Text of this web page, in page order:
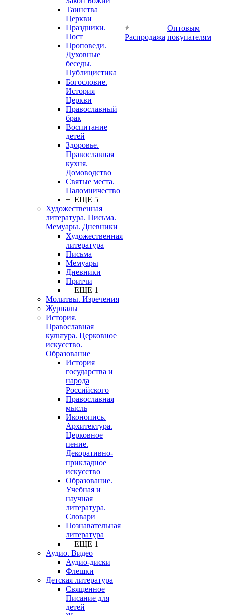
Таинства
Церкви
Праздники.
Пост
Проповеди.
Духовные
беседы.
Публицистика
Богословие.
История
Церкви
Православный
брак
Воспитание
детей
Здоровье.
Православная
кухня.
Домоводство
Святые места.
Паломничество
+ ЕЩЕ 5
Художественная
литература. Письма.
Мемуары. Дневники
Художественная
литература
Письма
Мемуары
Дневники
Притчи
+ ЕЩЕ 1
Молитвы. Изречения
Журналы
История.
Православная
культура. Церковное
искусство.
Образование
История
государства и
народа
Российского
Православная
мысль
Иконопись.
Архитектура.
Церковное
пение.
Декоративно-
прикладное
искусство
Образование.
Учебная и
научная
литература.
Словари
Познавательная
литература
+ ЕЩЕ 1
Аудио. Видео
Аудио-диски
Флешки
Детская литература
Священное
Писание для
детей
Распродажа
Оптовым
покупателям